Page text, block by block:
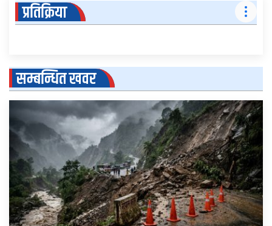
प्रतिक्रिया
सम्बन्धित खवर